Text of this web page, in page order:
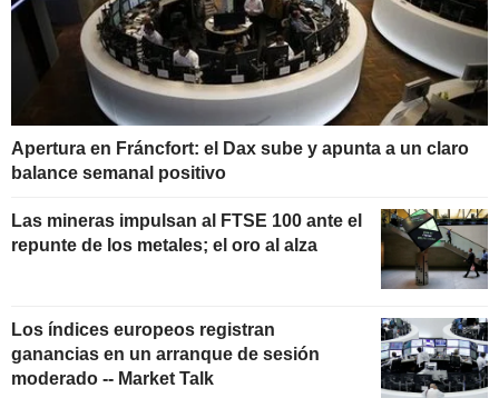
Apertura en Fráncfort: el Dax sube y apunta a un claro
balance semanal positivo
Las mineras impulsan al FTSE 100 ante el
repunte de los metales; el oro al alza
Los índices europeos registran
ganancias en un arranque de sesión
moderado -- Market Talk